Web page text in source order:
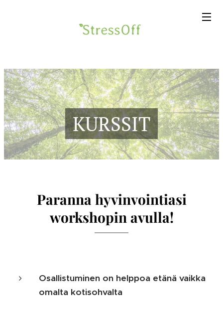
KURSSIT
Paranna hyvinvointiasi
workshopin avulla!
Osallistuminen on helppoa etänä vaikka
omalta kotisohvalta